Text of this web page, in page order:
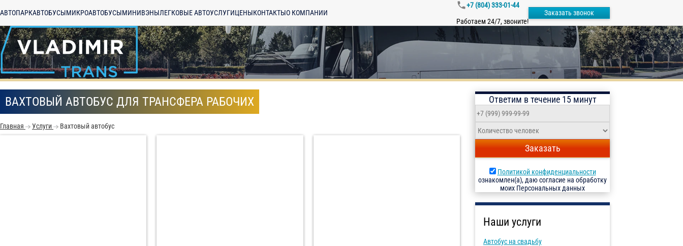
АВТОПАРКАВТОБУСЫМИКРОАВТОБУСЫМИНИВЭНЫЛЕГКОВЫЕ АВТОУСЛУГИЦЕНЫКОНТАКТЫО КОМПАНИИ
+7 (804) 333-01-44
Работаем 24/7, звоните!
Заказать звонок
ВАХТОВЫЙ АВТОБУС ДЛЯ ТРАНСФЕРА РАБОЧИХ
Главная Услуги Вахтовый автобус
Ответим в течение 15 минут
Заказать
Политикой конфиденциальности
ознакомлен(а), даю согласие на обработку
моих Персональных данных
Наши услуги
Автобус на свадьбу